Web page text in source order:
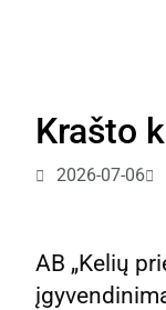
Krašto
2026-07-06
AB „Kelių